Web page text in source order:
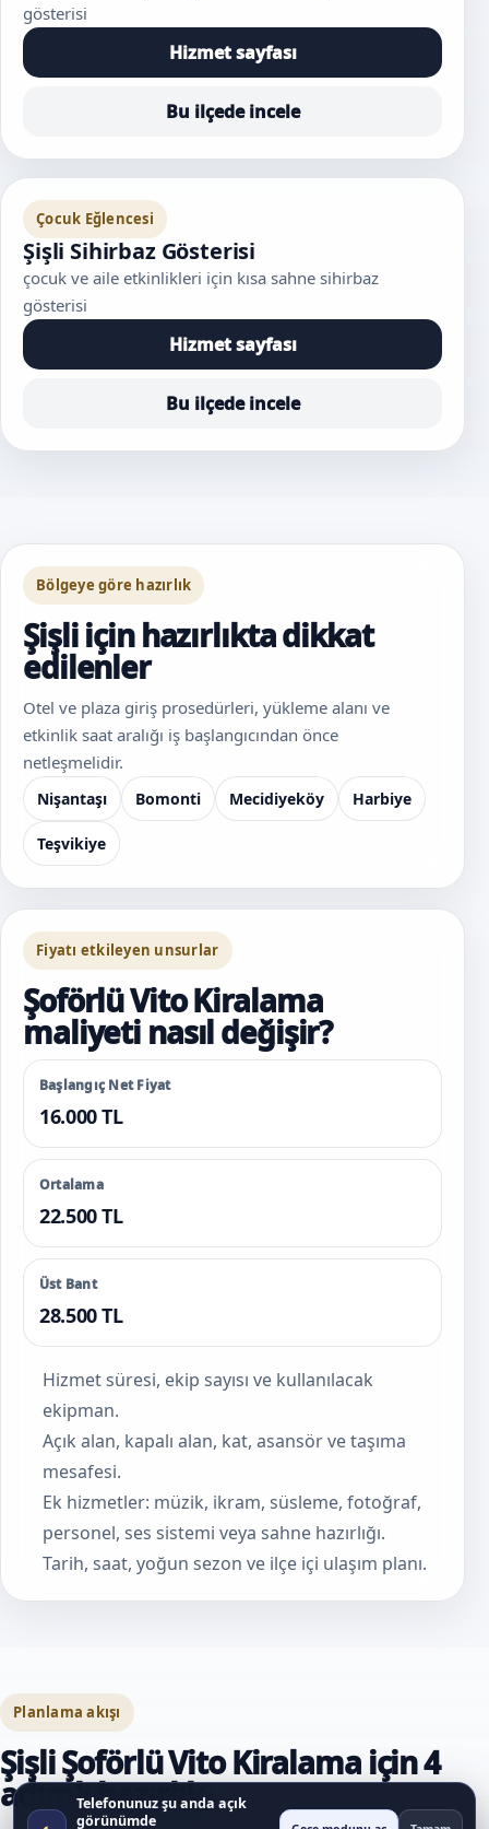
gösterisi
Hizmet sayfası
Bu ilçede incele
Çocuk Eğlencesi
Şişli Sihirbaz Gösterisi
çocuk ve aile etkinlikleri için kısa sahne sihirbaz
gösterisi
Hizmet sayfası
Bu ilçede incele
Bölgeye göre hazırlık
Şişli için hazırlıkta dikkat
edilenler
Otel ve plaza giriş prosedürleri, yükleme alanı ve
etkinlik saat aralığı iş başlangıcından önce
netleşmelidir.
Nişantaşı Bomonti Mecidiyeköy Harbiye
Teşvikiye
Fiyatı etkileyen unsurlar
Şoförlü Vito Kiralama
maliyeti nasıl değişir?
Başlangıç Net Fiyat
16.000 TL
Ortalama
22.500 TL
Üst Bant
28.500 TL
Hizmet süresi, ekip sayısı ve kullanılacak
ekipman.
Açık alan, kapalı alan, kat, asansör ve taşıma
mesafesi.
Ek hizmetler: müzik, ikram, süsleme, fotoğraf,
personel, ses sistemi veya sahne hazırlığı.
Tarih, saat, yoğun sezon ve ilçe içi ulaşım planı.
Planlama akışı
Şişli Şoförlü Vito Kiralama için 4
adımlı hazırlık
Telefonunuz şu anda açık
görünümde